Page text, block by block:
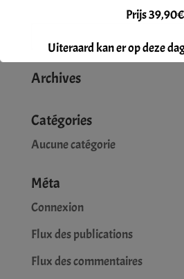
Archives
Catégories
Aucune catégorie
Méta
Connexion
Flux des publications
Flux des commentaires
Prijs 39,90€
Uiteraard kan er op deze